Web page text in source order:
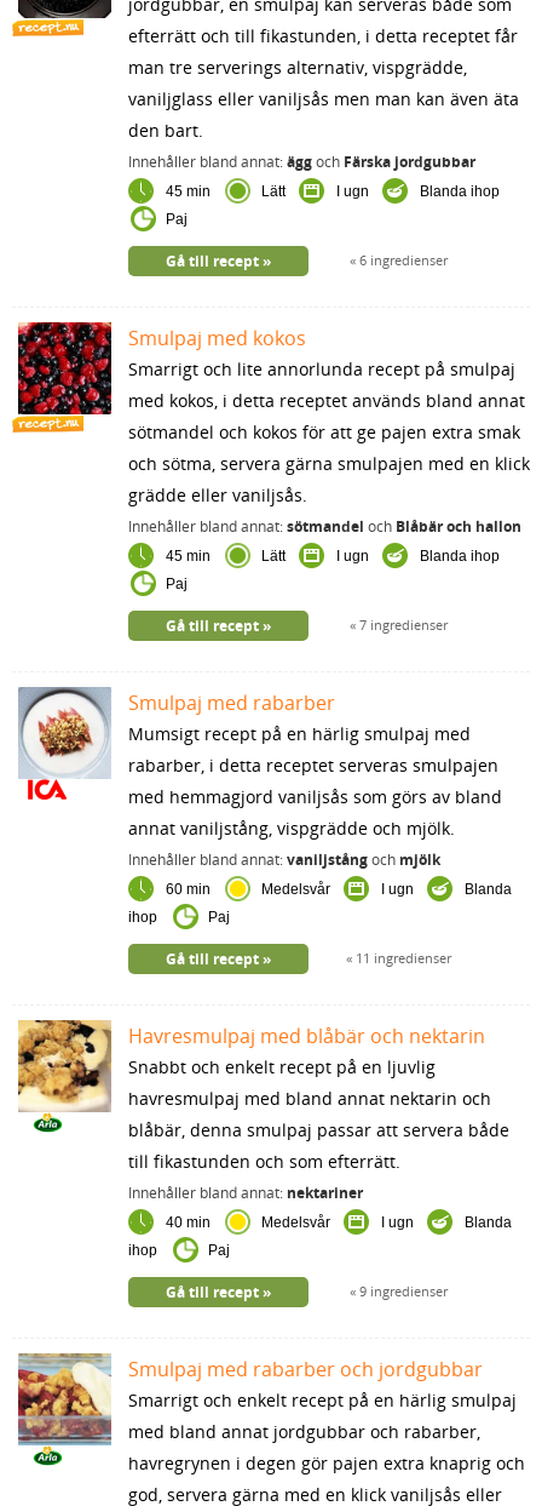
efterrätt och till fikastunden, i detta receptet får
man tre serverings alternativ, vispgrädde,
vaniljglass eller vaniljsås men man kan även äta
den bart.
Innehåller bland annat:äggoch Färska jordgubbar
45 min Lätt I ugn
Blanda ihop
Paj
6 ingredienser
Gå till recept
Smulpaj med kokos
Smarrigt och lite annorlunda recept på smulpaj
med kokos, i detta receptet används bland annat
sötmandel och kokos för att ge pajen extra smak
och sötma, servera gärna smulpajen med en klick
grädde eller vaniljsås.
Innehåller bland annat:sötmandel och Blåbär och hallon
45 min Lätt I ugn
Blanda ihop
Paj
7 ingredienser
Gå till recept
Smulpaj med rabarber
Mumsigt recept på en härlig smulpaj med
rabarber, i detta receptet serveras smulpajen
med hemmagjord vaniljsås som görs av bland
annat vaniljstång, vispgrädde och mjölk.
Innehåller bland annat:vaniljstångoch mjölk
60 min Medelsvår I ugn
Blanda
ihop
Paj
11 ingredienser
Gå till recept
Havresmulpaj med blåbär och nektarin
Snabbt och enkelt recept på en ljuvlig
havresmulpaj med bland annat nektarin och
blåbär, denna smulpaj passar att servera både
till fikastunden och som efterrätt.
Innehåller bland annat: nektariner
40 min Medelsvår I ugn
Blanda
ihop
Paj
9 ingredienser
Gå till recept
Smulpaj med rabarber och jordgubbar
Smarrigt och enkelt recept på en härlig smulpaj
med bland annat jordgubbar och rabarber,
havregrynen i degen gör pajen extra knaprig och
god, servera gärna med en klick vaniljsås eller